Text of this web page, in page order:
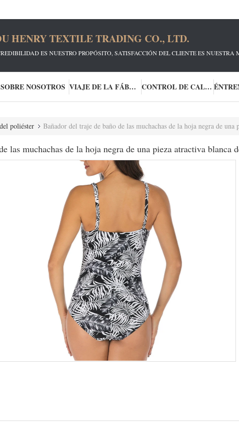
HENRY TEXTILE TRADING CO., LTD.
ES NUESTRO PROPÓSITO, SATISFACCIÓN DEL CLIENTE ES NUESTRA
SOBRE NOSOTROS VIAJE DE LA FÁBRICA CONTROL DE CALIDAD
poliéster Bañador del traje de baño de las muchachas de la hoja negra de
las muchachas de la hoja negra de una pieza atractiva blanca